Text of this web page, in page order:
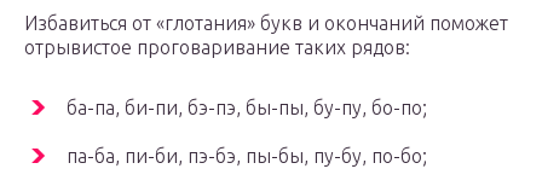
Избавиться от «глотания» букв и окончаний поможет
отрывистое проговаривание таких рядов:
ба-па, би-пи, бэ-пэ, бы-пы, бу-пу, бо-по;
па-ба, пи-би, пэ-бэ, пы-бы, пу-бу, по-бо;